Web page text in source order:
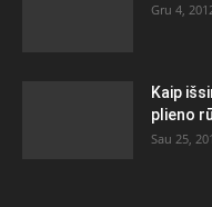
Gru 4,
Kaip
plieno
Sau 25,